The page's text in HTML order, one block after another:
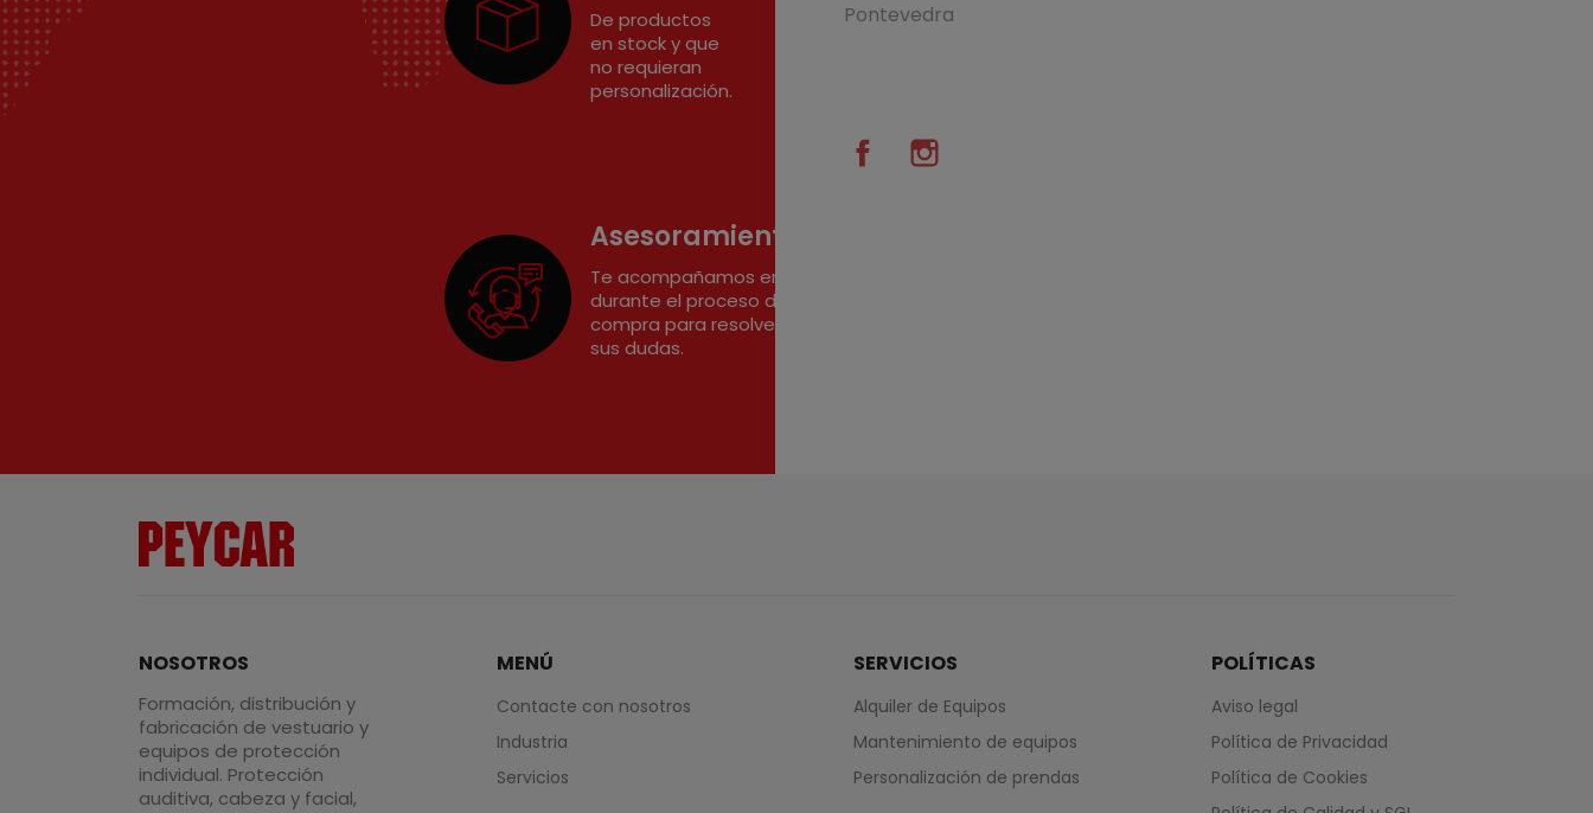
De productos
en stock y que
no requieran
personalización.
Asesoramiento
Te acompañamos en
durante el proceso de
compra para resolver
sus dudas.
Pontevedra
Facebook
NOSOTROS
Formación, distribución y
fabricación de vestuario y
equipos de protección
individual. Protección
auditiva, cabeza y facial,
MENÚ
Contacte con nosotros
Industria
Servicios
SERVICIOS
Alquiler de Equipos
Mantenimiento de equipos
Personalización de prendas
POLÍTICAS
Aviso legal
Política de Privacidad
Política de Cookies